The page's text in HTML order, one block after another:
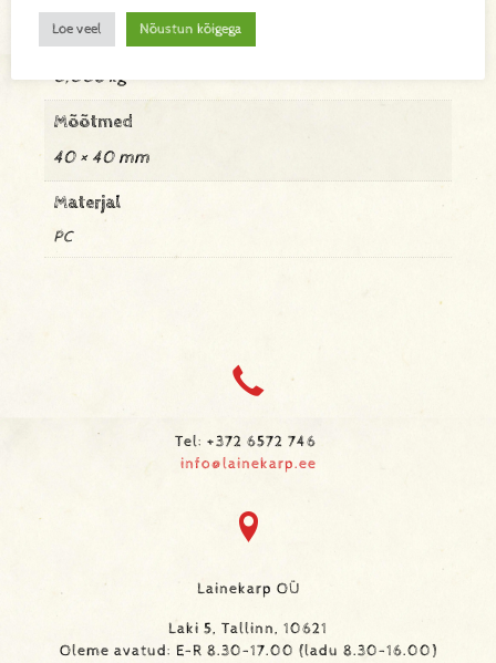
Kaal
0,008 kg
Mõõtmed
40 × 40 mm
Materjal
PC
Loe veel Nõustun kõigega
Tel: +372 6572 746
info@lainekarp.ee
Lainekarp OÜ
Laki 5, Tallinn, 10621
Oleme avatud: E-R 8.30-17.00 (ladu 8.30-16.00)